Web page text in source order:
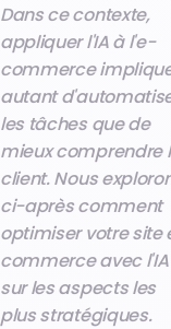
Dans ce contexte,
appliquer l'IA à l'e-
commerce
autant
les tâches que de
mieux comprendre
client. Nous
ci-après comment
optimiser votre site
commerce avec l'IA
sur les aspects les
plus stratégiques.